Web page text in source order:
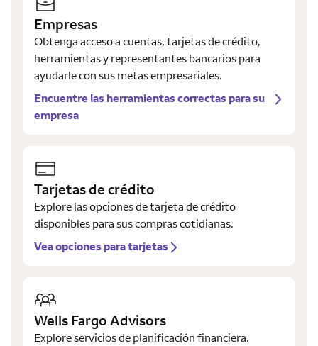
Empresas
Obtenga acceso a cuentas, tarjetas de crédito,
herramientas y representantes bancarios para
ayudarle con sus metas empresariales.
Encuentre las herramientas correctas para su
empresa
Tarjetas de crédito
Explore las opciones de tarjeta de crédito
disponibles para sus compras cotidianas.
Vea opciones para tarjetas
Wells Fargo Advisors
Explore servicios de planificación financiera.